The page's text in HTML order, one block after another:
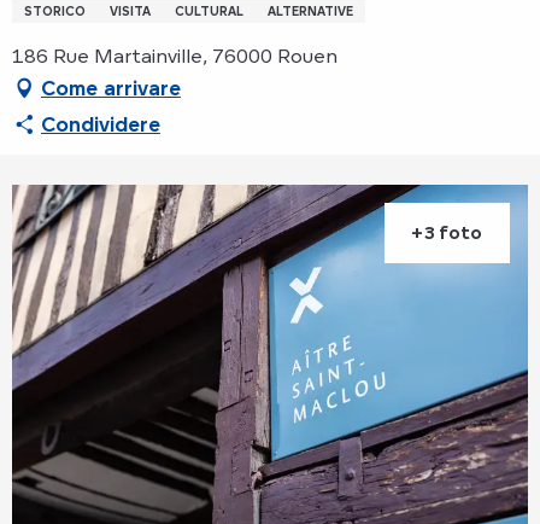
STORICO VISITA CULTURAL ALTERNATIVE
186 Rue Martainville, 76000 Rouen
Come arrivare
Condividere
+3 foto